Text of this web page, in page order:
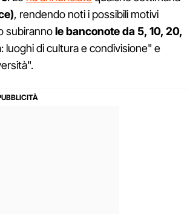
, rendendo noti i possibili motivi
subirannole banconote da 5, 10, 20,
luoghi di cultura e condivisione" e